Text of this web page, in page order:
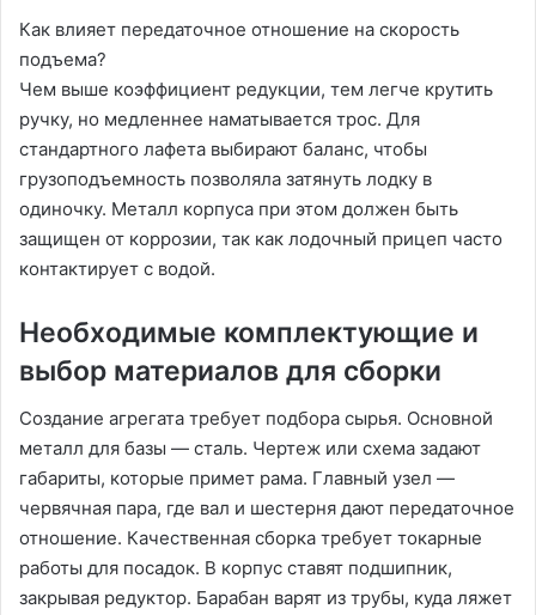
Как влияет передаточное отношение на скорость
подъема?
Чем выше коэффициент редукции, тем легче крутить
ручку, но медленнее наматывается трос. Для
стандартного лафета выбирают баланс, чтобы
грузоподъемность позволяла затянуть лодку в
одиночку. Металл корпуса при этом должен быть
защищен от коррозии, так как лодочный прицеп часто
контактирует с водой.
Необходимые комплектующие и
выбор материалов для сборки
Создание агрегата требует подбора сырья. Основной
металл для базы — сталь. Чертеж или схема задают
габариты, которые примет рама. Главный узел —
червячная пара, где вал и шестерня дают передаточное
отношение. Качественная сборка требует токарные
работы для посадок. В корпус ставят подшипник,
закрывая редуктор. Барабан варят из трубы, куда ляжет